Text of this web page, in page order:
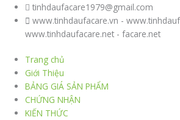
tinhdaufacare1979@gmail.com
www.tinhdaufacare.vn -
www.tinhdaufacare.net - facare.net
Trang chủ
Giới Thiệu
BẢNG GIÁ SẢN PHẨM
CHỨNG NHẬN
KIẾN THỨC